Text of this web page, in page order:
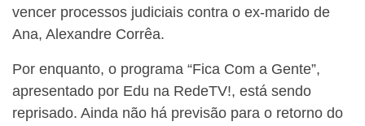
vencer processos judiciais contra o ex-marido de
Ana, Alexandre Corrêa.
Por enquanto, o programa “Fica Com a Gente”,
apresentado por Edu na RedeTV!, está sendo
reprisado. Ainda não há previsão para o retorno do